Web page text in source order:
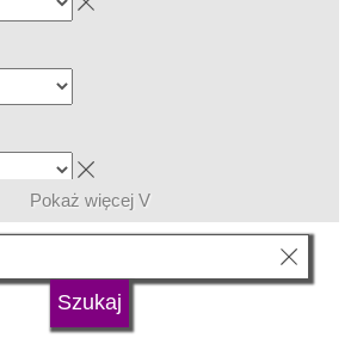
Pokaż więcej V